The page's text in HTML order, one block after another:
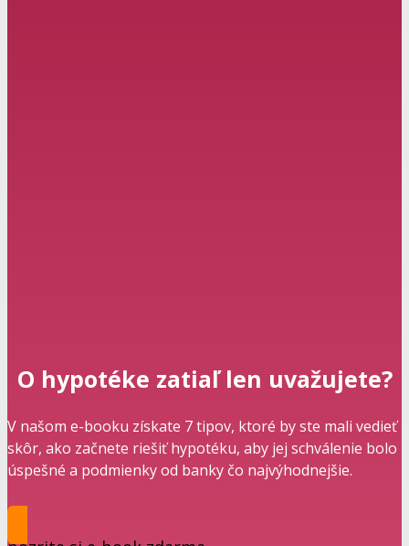
O hypotéke zatiaľ len uvažujete?
V našom e-booku získate 7 tipov, ktoré by ste mali vedieť
skôr, ako začnete riešiť hypotéku, aby jej schválenie bolo
úspešné a podmienky od banky čo najvýhodnejšie.